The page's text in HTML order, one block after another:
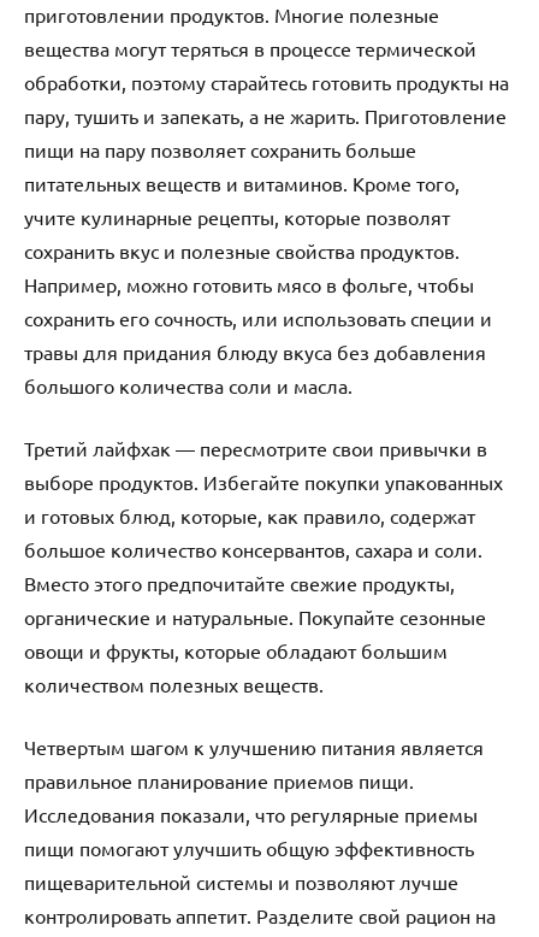
приготовлении продуктов. Многие полезные
вещества могут теряться в процессе термической
обработки, поэтому старайтесь готовить продукты на
пару, тушить и запекать, а не жарить. Приготовление
пищи на пару позволяет сохранить больше
питательных веществ и витаминов. Кроме того,
учите кулинарные рецепты, которые позволят
сохранить вкус и полезные свойства продуктов.
Например, можно готовить мясо в фольге, чтобы
сохранить его сочность, или использовать специи и
травы для придания блюду вкуса без добавления
большого количества соли и масла.
Третий лайфхак — пересмотрите свои привычки в
выборе продуктов. Избегайте покупки упакованных
и готовых блюд, которые, как правило, содержат
большое количество консервантов, сахара и соли.
Вместо этого предпочитайте свежие продукты,
органические и натуральные. Покупайте сезонные
овощи и фрукты, которые обладают большим
количеством полезных веществ.
Четвертым шагом к улучшению питания является
правильное планирование приемов пищи.
Исследования показали, что регулярные приемы
пищи помогают улучшить общую эффективность
пищеварительной системы и позволяют лучше
контролировать аппетит. Разделите свой рацион на